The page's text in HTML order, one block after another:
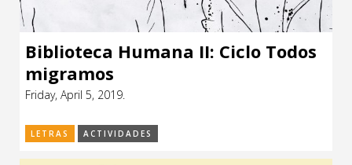
Biblioteca Humana II: Ciclo Todos
migramos
Friday, April 5, 2019.
LETRAS ACTIVIDADES